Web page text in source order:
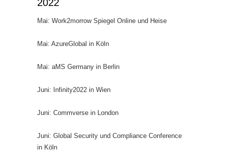
2022
Mai: Work2morrow Spiegel Online und Heise
Mai: AzureGlobal in Köln
Mai: aMS Germany in Berlin
Juni: Infinity2022 in Wien
Juni: Commverse in London
Juni: Global Security und Compliance Conference
in Köln